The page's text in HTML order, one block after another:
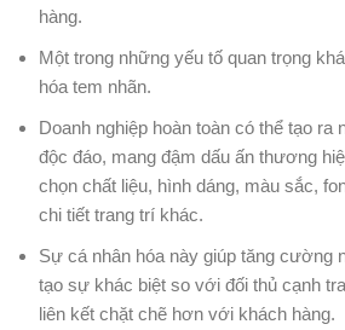
hàng.
Một trong những yếu tố quan trọng
hóa tem nhãn.
Doanh nghiệp hoàn toàn có thể tạo ra
độc đáo, mang đậm dấu ấn thương
chọn chất liệu, hình dáng, màu sắc,
chi tiết trang trí khác.
Sự cá nhân hóa này giúp tăng cường
tạo sự khác biệt so với đối thủ cạnh
liên kết chặt chẽ hơn với khách hàng.